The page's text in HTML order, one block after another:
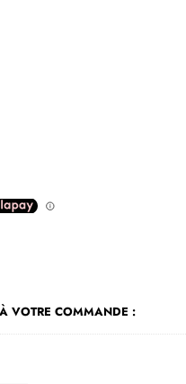
VOTRE COMMANDE :